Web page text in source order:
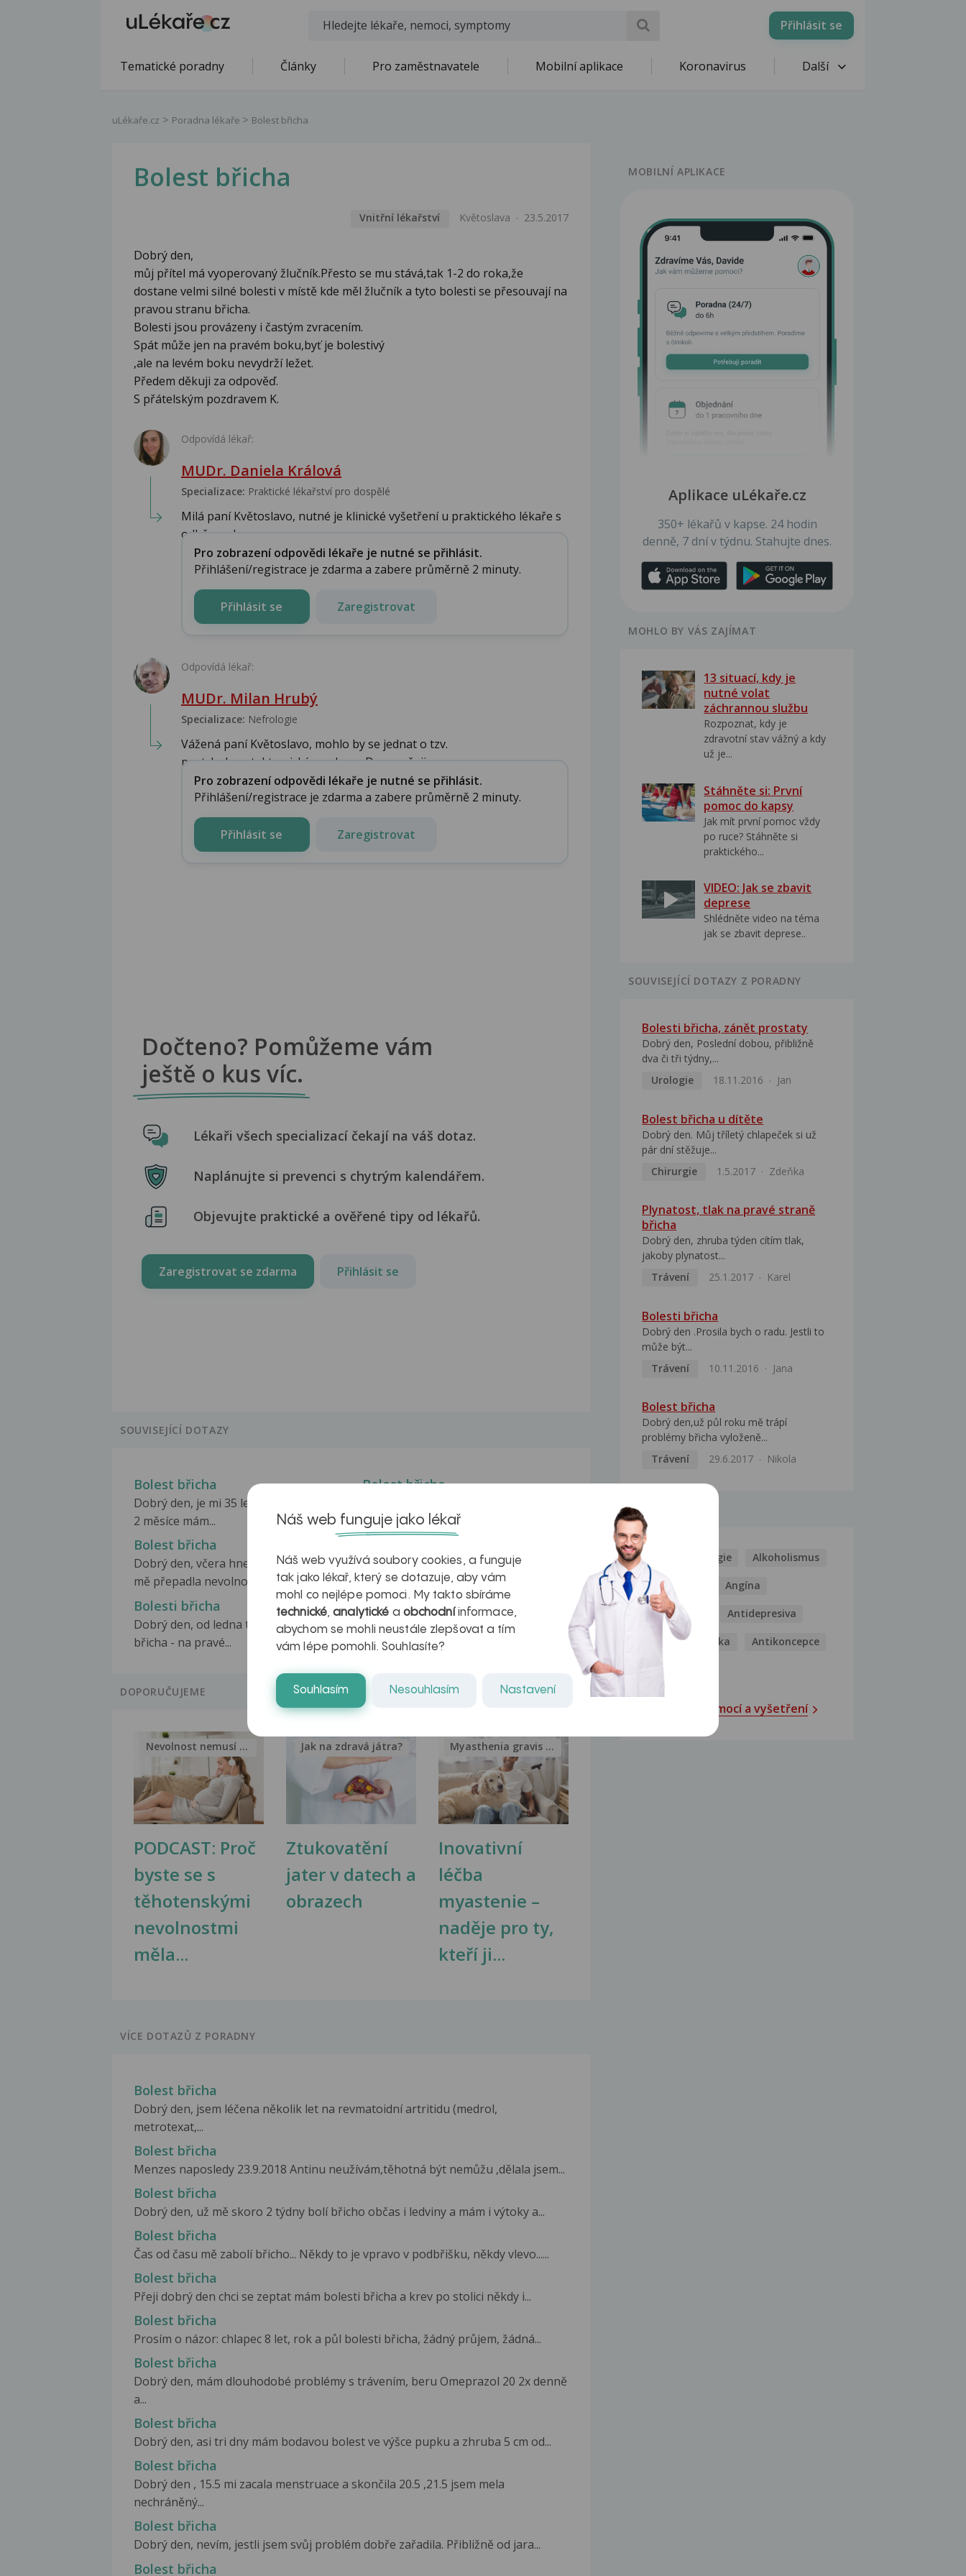
Přihlásit se
Tematické poradny Články Pro zaměstnavatele Mobilní aplikace Koronavirus Další
uLékaře.cz Poradna lékaře Bolest břicha
Bolest břicha
Vnitřní lékařství Květoslava 23.5.2017
Dobrý den,
můj přítel má vyoperovaný žlučník.Přesto se mu stává,tak 1-2 do roka,že
dostane velmi silné bolesti v místě kde měl žlučník a tyto bolesti se přesouvají na
pravou stranu břicha.
Bolesti jsou provázeny i častým zvracením.
Spát může jen na pravém boku,byť je bolestivý
,ale na levém boku nevydrží ležet.
Předem děkuji za odpověď.
S přátelským pozdravem K.
Odpovídá lékař:
MUDr. Daniela Králová
Specializace: Praktické lékařství pro dospělé
Milá paní Květoslavo, nutné je klinické vyšetření u praktického lékaře s
odběrem krve a ...
Pro zobrazení odpovědi lékaře je nutné se přihlásit.
Přihlášení/registrace je zdarma a zabere průměrně 2 minuty.
Přihlásit se Zaregistrovat
Odpovídá lékař:
MUDr. Milan Hrubý
Specializace: Nefrologie
Vážená paní Květoslavo, mohlo by se jednat o tzv.
postcholecystektomický syndrom. Doporučuji ...
Pro zobrazení odpovědi lékaře je nutné se přihlásit.
Přihlášení/registrace je zdarma a zabere průměrně 2 minuty.
Přihlásit se Zaregistrovat
Dočteno? Pomůžeme vám
ještě o kus víc.
Lékaři všech specializací čekají na váš dotaz.
Naplánujte si prevenci s chytrým kalendářem.
Objevujte praktické a ověřené tipy od lékařů.
Zaregistrovat se zdarma Přihlásit se
SOUVISEJÍCÍ DOTAZY
Bolest břicha
Dobrý den, je mi 35 let, a poslední cca
2 měsíce mám...
Bolest břicha
trápí silné bolesti...
Bolest břicha
Dobrý den, včera hned po probuzení
mě přepadla nevolnost,...
Dobrý den, chtěla bych se zeptat co to
může být,...
Bolesti břicha
Dobrý den, od ledna t.r. mám bolesti
břicha - na pravé...
Bolest břicha
Dobrý den,už půl roku mě trápí
problémy břicha vyloženě...
DOPORUČUJEME
PODCAST: Proč
byste se s
těhotenskými
nevolnostmi
měla...
Nevolnost nemusí být nutnou...
Ztukovatění
jater v datech a
obrazech
Jak na zdravá játra?
Inovativní
léčba
myastenie –
naděje pro ty,
kteří ji...
Myasthenia gravis – vše, co...
VÍCE DOTAZŮ Z PORADNY
Bolest břicha
Dobrý den, jsem léčena několik let na revmatoidní artritidu (medrol,
metrotexat,...
Bolest břicha
Menzes naposledy 23.9.2018 Antinu neužívám,těhotná být nemůžu ,dělala jsem...
Bolest břicha
Dobrý den, už mě skoro 2 týdny bolí břicho občas i ledviny a mám i výtoky a...
Bolest břicha
Čas od času mě zabolí břicho... Někdy to je vpravo v podbřišku, někdy vlevo......
Bolest břicha
Přeji dobrý den chci se zeptat mám bolesti břicha a krev po stolici někdy i...
Bolest břicha
Prosím o názor: chlapec 8 let, rok a půl bolesti břicha, žádný průjem, žádná...
Bolest břicha
Dobrý den, mám dlouhodobé problémy s trávením, beru Omeprazol 20 2x denně
a...
Bolest břicha
Dobrý den, asi tri dny mám bodavou bolest ve výšce pupku a zhruba 5 cm od...
Bolest břicha
Dobrý den , 15.5 mi zacala menstruace a skončila 20.5 ,21.5 jsem mela
nechráněný...
Bolest břicha
Dobrý den, nevím, jestli jsem svůj problém dobře zařadila. Přibližně od jara...
Bolest břicha
MOBILNÍ APLIKACE
Aplikace uLékaře.cz
350+ lékařů v kapse. 24 hodin
denně, 7 dní v týdnu. Stahujte dnes.
MOHLO BY VÁS ZAJÍMAT
13 situací, kdy je
nutné volat
záchrannou službu
Rozpoznat, kdy je
zdravotní stav vážný a kdy
už je...
Stáhněte si: První
pomoc do kapsy
Jak mít první pomoc vždy
po ruce? Stáhněte si
praktického...
VIDEO: Jak se zbavit
deprese
Shlédněte video na téma
jak se zbavit deprese..
SOUVISEJÍCÍ DOTAZY Z PORADNY
Bolesti břicha, zánět prostaty
Dobrý den, Poslední dobou, přibližně
dva či tři týdny,...
Urologie
18.11.2016 Jan
Bolest břicha u dítěte
Dobrý den. Můj tříletý chlapeček si už
pár dní stěžuje...
Chirurgie
1.5.2017 Zdeňka
Plynatost, tlak na pravé straně
břicha
Dobrý den, zhruba týden cítím tlak,
jakoby plynatost...
Trávení
25.1.2017 Karel
Bolesti břicha
Dobrý den .Prosila bych o radu. Jestli to
může být...
Trávení
10.11.2016 Jana
Bolest břicha
Dobrý den,už půl roku mě trápí
problémy břicha vyloženě...
Trávení
29.6.2017 Nikola
NEMOCI
Alergie Alkoholismus
Analgetika Angína
Antibiotika Antidepresiva
Antihistaminika Antikoncepce
Katalog nemocí a vyšetření
Náš web funguje jako lékař
Náš web využívá soubory cookies, a funguje
tak jako lékař, který se dotazuje, aby vám
mohl co nejlépe pomoci. My takto sbíráme
technické,analytické a obchodníinformace,
abychom se mohli neustále zlepšovat a tím
vám lépe pomohli. Souhlasíte?
Souhlasím Nesouhlasím Nastavení